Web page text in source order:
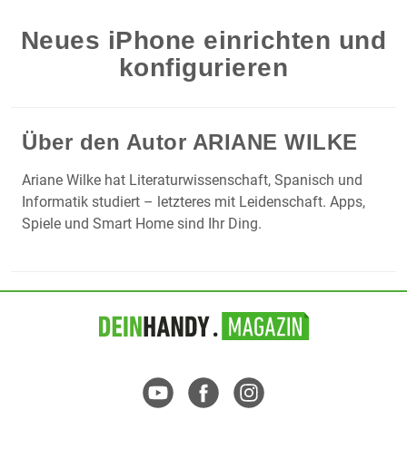
Neues iPhone einrichten und
konfigurieren
Über den Autor ARIANE WILKE
Ariane Wilke hat Literaturwissenschaft, Spanisch und
Informatik studiert – letzteres mit Leidenschaft. Apps,
Spiele und Smart Home sind Ihr Ding.